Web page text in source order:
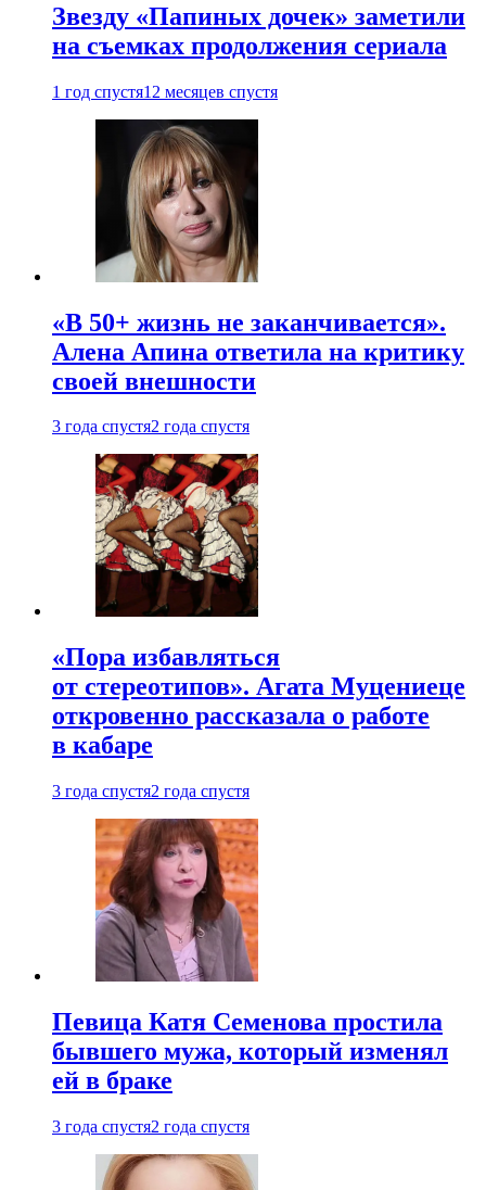
Звезду «Папиных дочек» заметили
на съемках продолжения сериала
1 год спустя12 месяцев спустя
«В 50+ жизнь не заканчивается».
Алена Апина ответила на критику
своей внешности
3 года спустя2 года спустя
«Пора избавляться
от стереотипов». Агата Муцениеце
откровенно рассказала о работе
в кабаре
3 года спустя2 года спустя
Певица Катя Семенова простила
бывшего мужа, который изменял
ей в браке
3 года спустя2 года спустя